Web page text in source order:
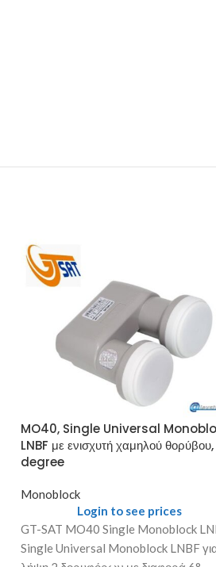
MO40, Single Universal
LNBF με ενισχυτή χαμηλού
degree
Monoblock
Login to see prices
GT-SAT MO40 Single Monoblock
Single Universal Monoblock LNBF